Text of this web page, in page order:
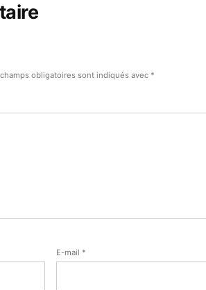
obligatoires sont indiqués avec *
E-mail *